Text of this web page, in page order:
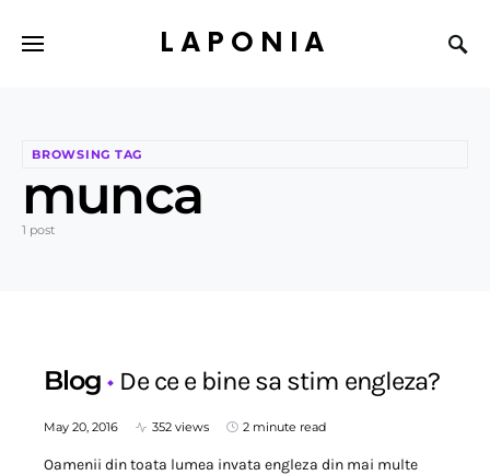
LAPONIA
BROWSING TAG
munca
1 post
Blog De ce e bine sa stim engleza?
May 20, 2016 352 views 2 minute read
Oamenii din toata lumea invata engleza din mai multe